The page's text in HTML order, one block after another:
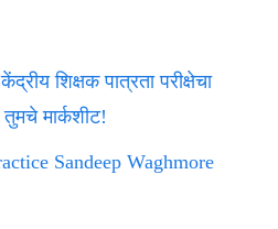
शिक्षक पात्रता परीक्षेचा
मार्कशीट!
Sandeep Waghmore